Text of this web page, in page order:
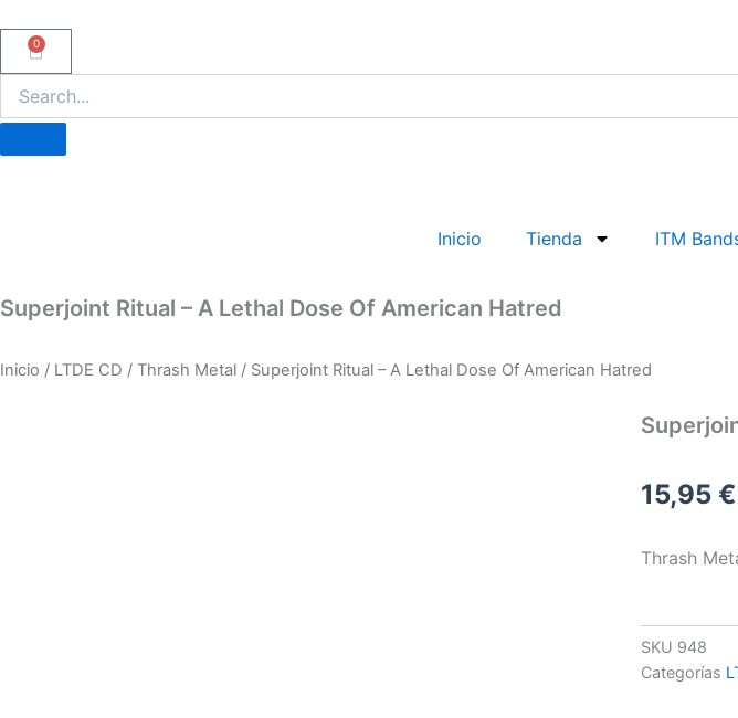
contenido
0
Carrito
Inicio Tienda ITM
Superjoint Ritual – A Lethal Dose Of American Hatred
Inicio / LTDE CD / Thrash Metal / Superjoint Ritual – A Lethal Dose Of American Hatred
15,95 €
Thrash
SKU 948
Categorías